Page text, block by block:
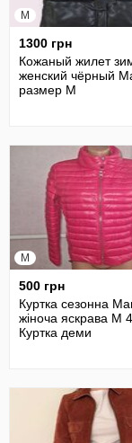
M
1300 грн
Кожаный жилет
женский чёрный
размер M
M
500 грн
Куртка сезонна
жіноча яскрава М
Куртка деми